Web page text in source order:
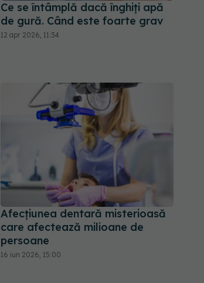
Ce se întâmplă dacă înghiți apă
de gură. Când este foarte grav
12 apr 2026, 11:34
Afecțiunea dentară misterioasă
care afectează milioane de
persoane
16 iun 2026, 15:00